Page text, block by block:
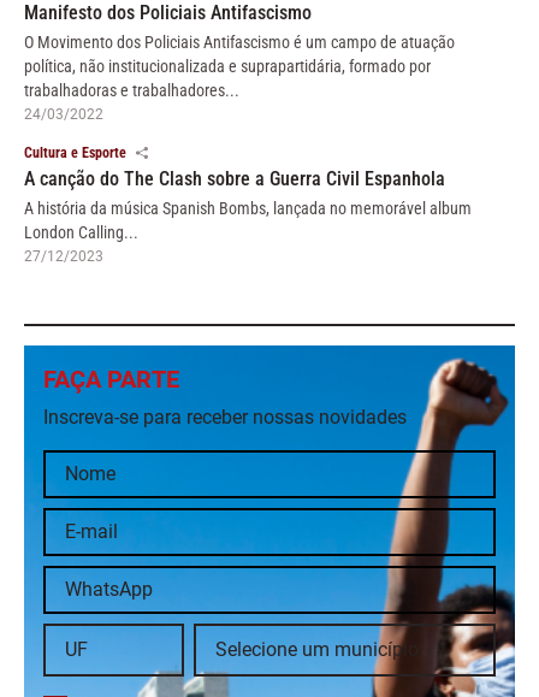
Manifesto dos Policiais Antifascismo
O Movimento dos Policiais Antifascismo é um campo de atuação
política, não institucionalizada e suprapartidária, formado por
trabalhadoras e trabalhadores...
24/03/2022
Cultura e Esporte
A canção do The Clash sobre a Guerra Civil Espanhola
A história da música Spanish Bombs, lançada no memorável album
London Calling...
27/12/2023
FAÇA PARTE
Inscreva-se para receber nossas novidades